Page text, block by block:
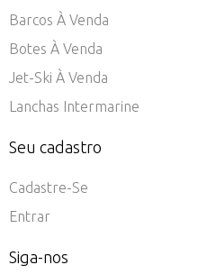
Barcos À Venda
Botes À Venda
Jet-Ski À Venda
Lanchas Intermarine
Seu cadastro
Cadastre-Se
Entrar
Siga-nos